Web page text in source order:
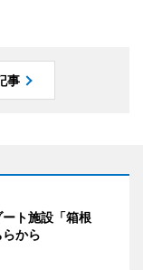
事
ト施設「箱根
から